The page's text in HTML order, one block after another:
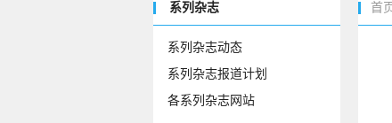
系列杂志
系列杂志动态
系列杂志报道计划
各系列杂志网站
首